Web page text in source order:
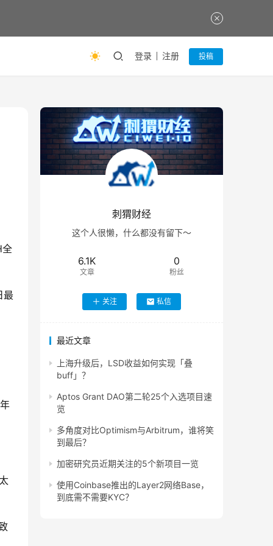
登录 注册 投稿
全
最
刺猬财经
这个人很懒，什么都没有留下～
6.1K
文章
0
粉丝
关注 私信
最近文章
上海升级后，LSD收益如何实现「叠
buff」？
Aptos Grant DAO第二轮25个入选项目速
览
多角度对比Optimism与Arbitrum，谁将笑
到最后？
加密研究员近期关注的5个新项目一览
使用Coinbase推出的Layer2网络Base，
到底需不需要KYC？